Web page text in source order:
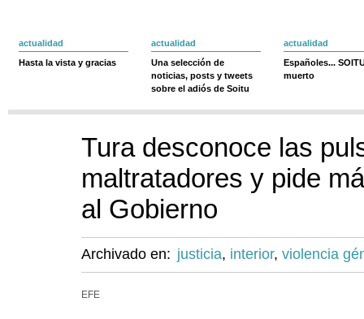
actualidad
Hasta la vista y gracias
actualidad
Una selección de
noticias, posts y tweets
sobre el adiós de Soitu
actualidad
Españoles...
muerto
Tura desconoce las
maltratadores y pide
al Gobierno
Archivado en: justicia, interior, violencia
EFE